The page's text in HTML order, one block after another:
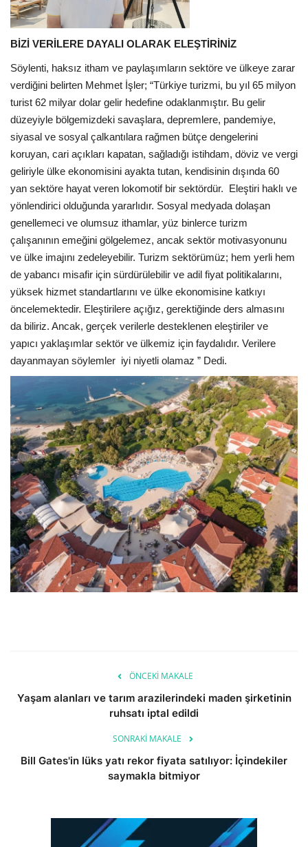
BİZİ VERİLERE DAYALI OLARAK ELEŞTİRİNİZ
Söylenti, haksız itham ve paylaşımların sektöre ve ülkeye zarar
verdiğini belirten Mehmet İşler; “Türkiye turizmi, bu yıl 65 milyon
turist 62 milyar dolar gelir hedefine odaklanmıştır. Bu gelir
düzeyiyle bölgemizdeki savaşlara, depremlere, pandemiye,
siyasal ve sosyal çalkantılara rağmen bütçe dengelerini
koruyan, cari açıkları kapatan, sağladığı istihdam, döviz ve vergi
geliriyle ülke ekonomisini ayakta tutan, kendisinin dışında 60
yan sektöre hayat veren lokomotif bir sektördür. Eleştiri haklı ve
yönlendirici olduğunda yararlıdır. Sosyal medyada dolaşan
genellemeci ve olumsuz ithamlar, yüz binlerce turizm
çalışanının emeğini gölgelemez, ancak sektör motivasyonunu
ve ülke imajını zedeleyebilir. Turizm sektörümüz; hem yerli hem
de yabancı misafir için sürdürülebilir ve adil fiyat politikalarını,
yüksek hizmet standartlarını ve ülke ekonomisine katkıyı
öncelemektedir. Eleştirilere açığız, gerektiğinde ders almasını
da biliriz. Ancak, gerçek verilerle desteklenen eleştiriler ve
yapıcı yaklaşımlar sektör ve ülkemiz için faydalıdır. Verilere
dayanmayan söylemler iyi niyetli olamaz ” Dedi.
ÖNCEKI MAKALE
Yaşam alanları ve tarım arazilerindeki maden şirketinin
ruhsatı iptal edildi
SONRAKI MAKALE
Bill Gates'in lüks yatı rekor fiyata satılıyor: İçindekiler
saymakla bitmiyor